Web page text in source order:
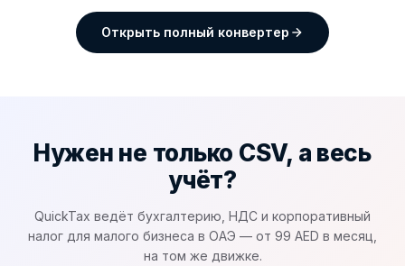
Открыть полный конвертер
Нужен не только CSV, а весь
учёт?
QuickTax ведёт бухгалтерию, НДС и корпоративный
налог для малого бизнеса в ОАЭ — от 99 AED в месяц,
на том же движке.